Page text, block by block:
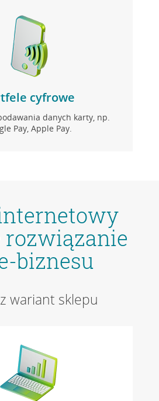
cyfrowe
danych karty, np.
Pay, Apple Pay.
rozwiązanie
biznesu
wariant sklepu